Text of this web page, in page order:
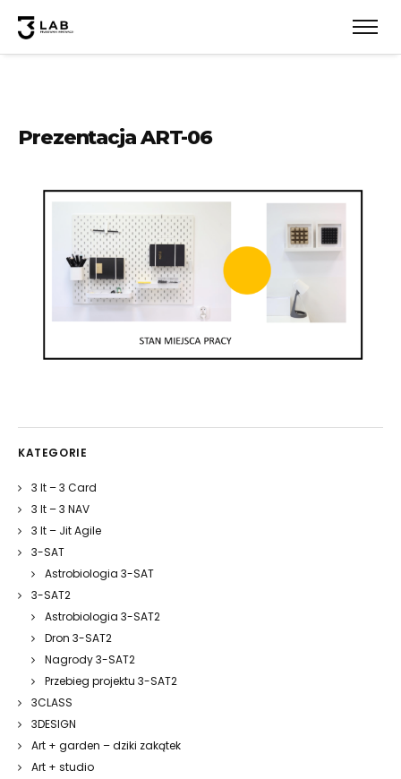
Prezentacja ART-06
KATEGORIE
3 It – 3 Card
3 It – 3 NAV
3 It – Jit Agile
3-SAT
Astrobiologia 3-SAT
3-SAT2
Astrobiologia 3-SAT2
Dron 3-SAT2
Nagrody 3-SAT2
Przebieg projektu 3-SAT2
3CLASS
3DESIGN
Art + garden – dziki zakątek
Art + studio